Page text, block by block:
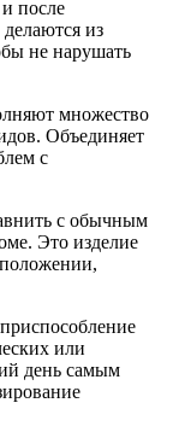
после
из
не нарушать
множество
Объединяет
с
с обычным
Это изделие
или
день самым